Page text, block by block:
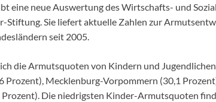
eine neue Auswertung des Wirtschafts- und
Stiftung. Sie liefert aktuelle Zahlen zur
seit 2005.
die Armutsquoten von Kindern und
Prozent), Mecklenburg-Vorpommern (30,1
Die niedrigsten Kinder-Armutsquoten